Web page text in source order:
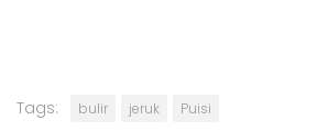
Tags: bulir jeruk Puisi